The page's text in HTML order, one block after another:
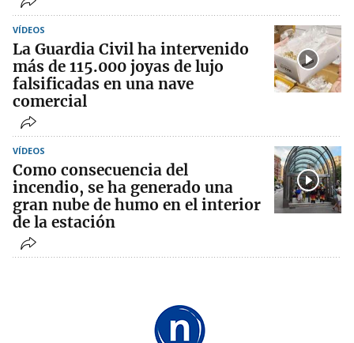
VÍDEOS
La Guardia Civil ha intervenido
más de 115.000 joyas de lujo
falsificadas en una nave
comercial
VÍDEOS
Como consecuencia del
incendio, se ha generado una
gran nube de humo en el interior
de la estación